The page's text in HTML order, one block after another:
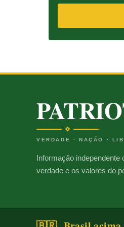
VERDADE · NAÇÃO ·
Informação
verdade e os valores do